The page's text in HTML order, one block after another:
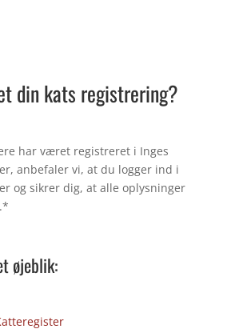
din kats registrering?
har været registreret i Inges
anbefaler vi, at du logger ind i
og sikrer dig, at alle oplysninger
*
øjeblik: